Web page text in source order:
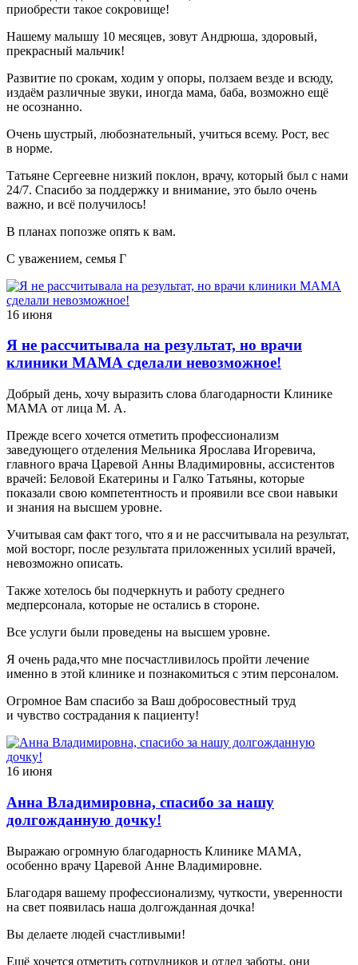
приобрести такое сокровище!
Нашему малышу 10 месяцев, зовут Андрюша, здоровый,
прекрасный мальчик!
Развитие по срокам, ходим у опоры, ползаем везде и всюду,
издаём различные звуки, иногда мама, баба, возможно ещё
не осознанно.
Очень шустрый, любознательный, учиться всему. Рост, вес
в норме.
Татьяне Сергеевне низкий поклон, врачу, который был с нами
24/7. Спасибо за поддержку и внимание, это было очень
важно, и всё получилось!
В планах попозже опять к вам.
С уважением, семья Г
16 июня
Я не рассчитывала на результат, но врачи
клиники МАМА сделали невозможное!
Добрый день, хочу выразить слова благодарности Клинике
МАМА от лица М. А.
Прежде всего хочется отметить профессионализм
заведующего отделения Мельника Ярослава Игоревича,
главного врача Царевой Анны Владимировны, ассистентов
врачей: Беловой Екатерины и Галко Татьяны, которые
показали свою компетентность и проявили все свои навыки
и знания на высшем уровне.
Учитывая сам факт того, что я и не рассчитывала на результат,
мой восторг, после результата приложенных усилий врачей,
невозможно описать.
Также хотелось бы подчеркнуть и работу среднего
медперсонала, которые не остались в стороне.
Все услуги были проведены на высшем уровне.
Я очень рада,что мне посчастливилось пройти лечение
именно в этой клинике и познакомиться с этим персоналом.
Огромное Вам спасибо за Ваш добросовестный труд
и чувство сострадания к пациенту!
16 июня
Анна Владимировна, спасибо за нашу
долгожданную дочку!
Выражаю огромную благодарность Клинике МАМА,
особенно врачу Царевой Анне Владимировне.
Благодаря вашему профессионализму, чуткости, уверенности
на свет появилась наша долгожданная дочка!
Вы делаете людей счастливыми!
Ещё хочется отметить сотрудников и отдел заботы, они